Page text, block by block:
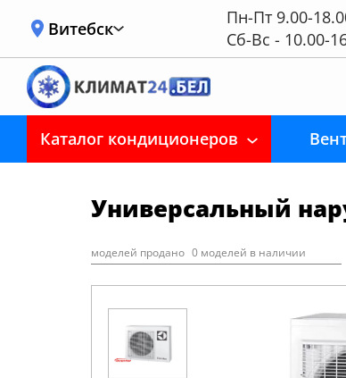
Витебск
Пн-Пт 9.00-
Сб-Вс - 10.00-
Каталог кондиционеров
Универсальный
моделей продано 0 моделей в наличии